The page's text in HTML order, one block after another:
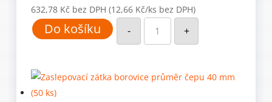
632,78 Kč bez DPH (12,66 Kč/ks bez DPH)
Do košíku -
Zaslepovací
zátka
borovice
průměr
(50
+